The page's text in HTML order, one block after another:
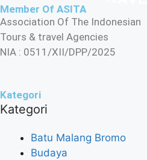
Member Of ASITA
Association Of The Indonesian
Tours & travel Agencies
NIA : 0511/XII/DPP/2025
Kategori
Kategori
Batu Malang Bromo
Budaya